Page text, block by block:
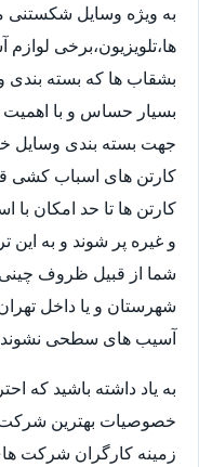
به ویژه وسایل شکستنی
ها،تلویزیون،برخی
بشقاب ها که بسته بندی
بسیار حساس و با
جهت بسته بندی وسایل
کارتن های اسباب کشی
کارتن ها تا حد امکان با
و غیره پر شوند و به
شما از قبیل ظروف چینی
شهرستان و یا داخل
آسیب های سطحی
به یاد داشته باشید که
خصوصیات بهترین شرکت
زمینه کارگران شرکت